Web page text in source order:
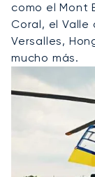
como el Mont
Coral, el Valle
Versalles,
mucho más.